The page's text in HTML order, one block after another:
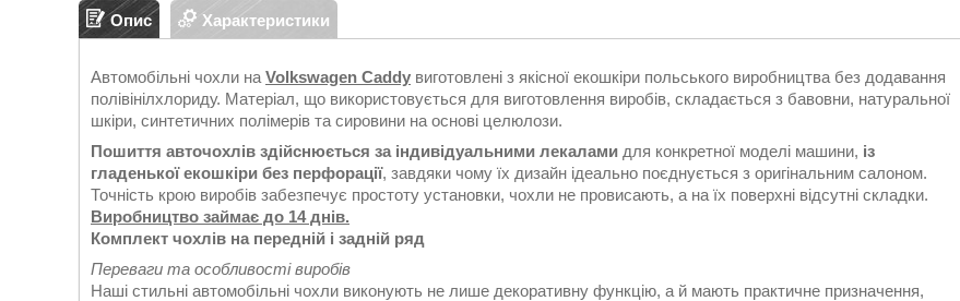
Опис Характеристики
Автомобільні чохли на Volkswagen Caddy виготовлені з якісної екошкіри польського виробництва без додавання
полівінілхлориду. Матеріал, що використовується для виготовлення виробів, складається з бавовни, натуральної
шкіри, синтетичних полімерів та сировини на основі целюлози.
Пошиття авточохлів здійснюється за індивідуальними лекалами для конкретної моделі машини, із
гладенької екошкіри без перфорації, завдяки чому їх дизайн ідеально поєднується з оригінальним салоном.
Точність крою виробів забезпечує простоту установки, чохли не провисають, а на їх поверхні відсутні складки.
Виробництво займає до 14 днів.
Комплект чохлів на передній і задній ряд
Переваги та особливості виробів
Наші стильні автомобільні чохли виконують не лише декоративну функцію, а й мають практичне призначення,